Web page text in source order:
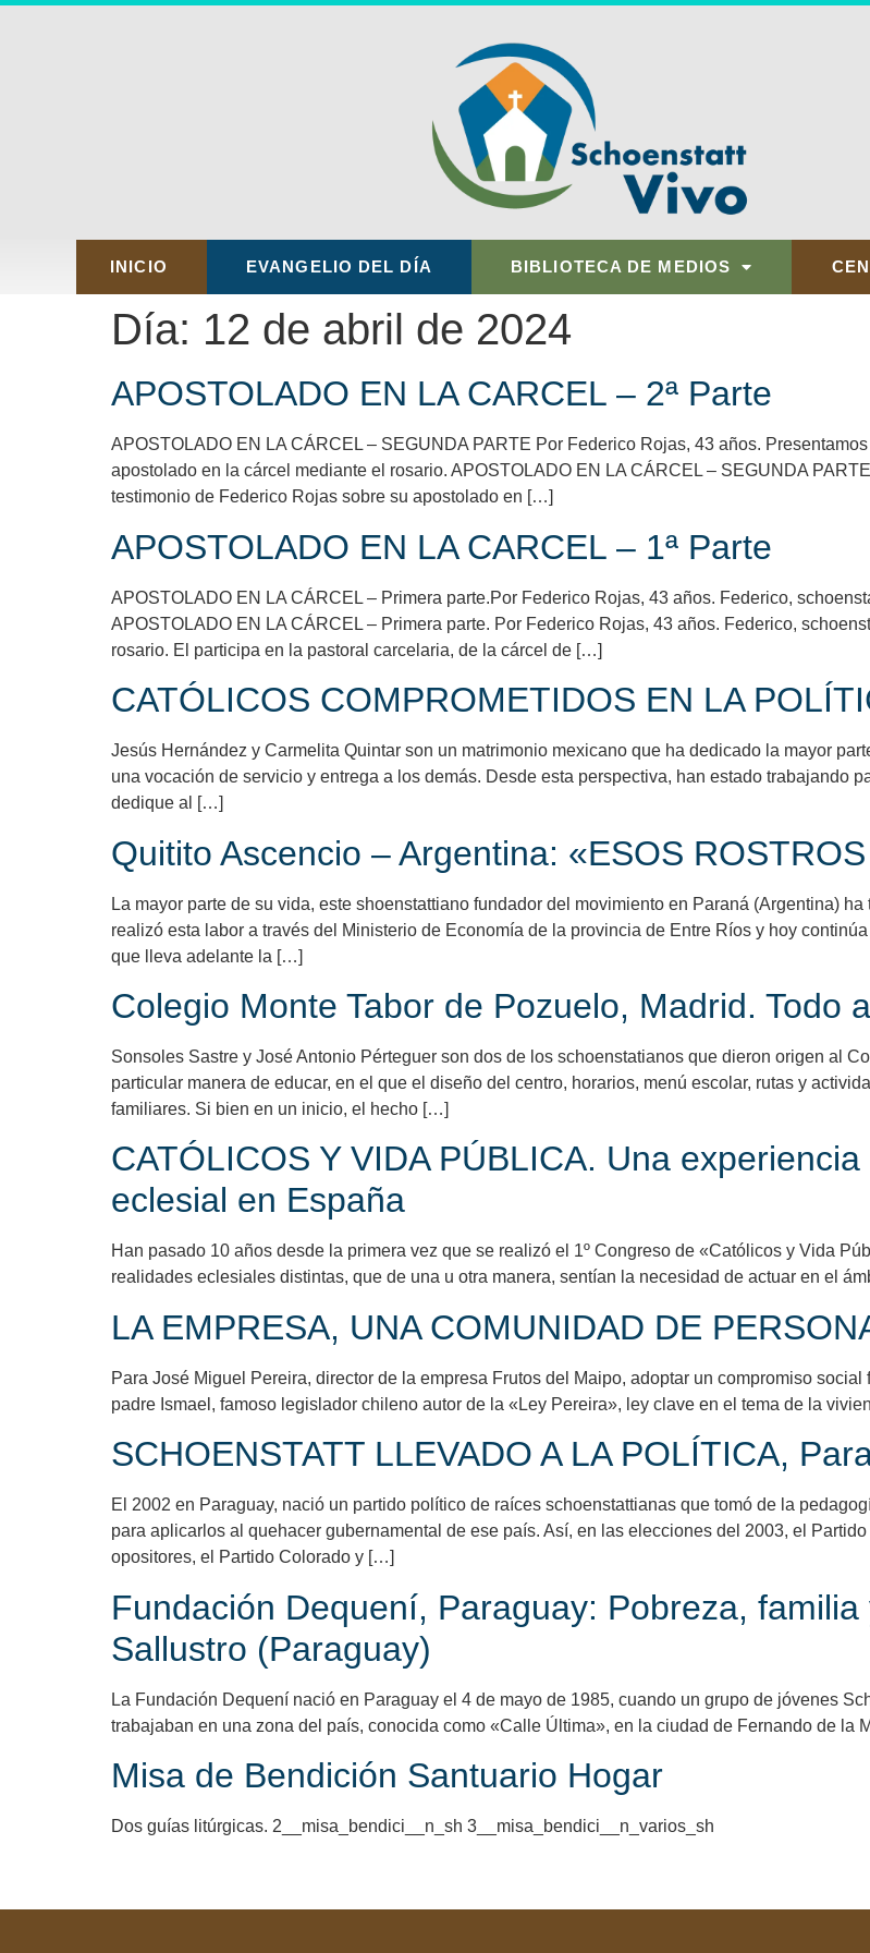
INICIO EVANGELIO DEL DÍA BIBLIOTECA DE MEDIOS
Día: 12 de abril de 2024
APOSTOLADO EN LA CARCEL – 2ª Parte
APOSTOLADO EN LA CÁRCEL – SEGUNDA PARTE Por Federico Rojas, 43 años.
apostolado en la cárcel mediante el rosario. APOSTOLADO EN LA CÁRCEL – SEGUNDA
testimonio de Federico Rojas sobre su apostolado en […]
APOSTOLADO EN LA CARCEL – 1ª Parte
APOSTOLADO EN LA CÁRCEL – Primera parte.Por Federico Rojas, 43 años. Federico,
APOSTOLADO EN LA CÁRCEL – Primera parte. Por Federico Rojas, 43 años. Federico,
rosario. El participa en la pastoral carcelaria, de la cárcel de […]
CATÓLICOS COMPROMETIDOS EN LA
Jesús Hernández y Carmelita Quintar son un matrimonio mexicano que ha dedicado la mayor
una vocación de servicio y entrega a los demás. Desde esta perspectiva, han estado trabajando
dedique al […]
Quitito Ascencio – Argentina: «ESOS
La mayor parte de su vida, este shoenstattiano fundador del movimiento en Paraná (Argentina)
realizó esta labor a través del Ministerio de Economía de la provincia de Entre Ríos y hoy
que lleva adelante la […]
Colegio Monte Tabor de Pozuelo, Madrid. Todo
Sonsoles Sastre y José Antonio Pérteguer son dos de los schoenstatianos que dieron origen al
particular manera de educar, en el que el diseño del centro, horarios, menú escolar, rutas y
familiares. Si bien en un inicio, el hecho […]
CATÓLICOS Y VIDA PÚBLICA. Una
eclesial en España
Han pasado 10 años desde la primera vez que se realizó el 1º Congreso de «Católicos y Vida
realidades eclesiales distintas, que de una u otra manera, sentían la necesidad de actuar en el
LA EMPRESA, UNA COMUNIDAD DE
Para José Miguel Pereira, director de la empresa Frutos del Maipo, adoptar un compromiso
padre Ismael, famoso legislador chileno autor de la «Ley Pereira», ley clave en el tema de la
SCHOENSTATT LLEVADO A LA POLÍTICA,
El 2002 en Paraguay, nació un partido político de raíces schoenstattianas que tomó de la
para aplicarlos al quehacer gubernamental de ese país. Así, en las elecciones del 2003, el
opositores, el Partido Colorado y […]
Fundación Dequení, Paraguay: Pobreza,
Sallustro (Paraguay)
La Fundación Dequení nació en Paraguay el 4 de mayo de 1985, cuando un grupo de jóvenes
trabajaban en una zona del país, conocida como «Calle Última», en la ciudad de Fernando de
Misa de Bendición Santuario Hogar
Dos guías litúrgicas. 2__misa_bendici__n_sh 3__misa_bendici__n_varios_sh